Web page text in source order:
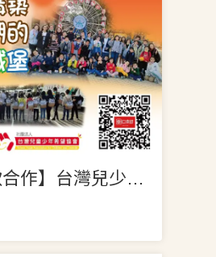
【捐款合作】台灣兒少×街口支付